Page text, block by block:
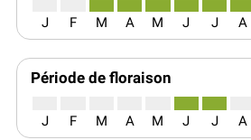
J F M A M J J A
Période de floraison
J F M A M J J A